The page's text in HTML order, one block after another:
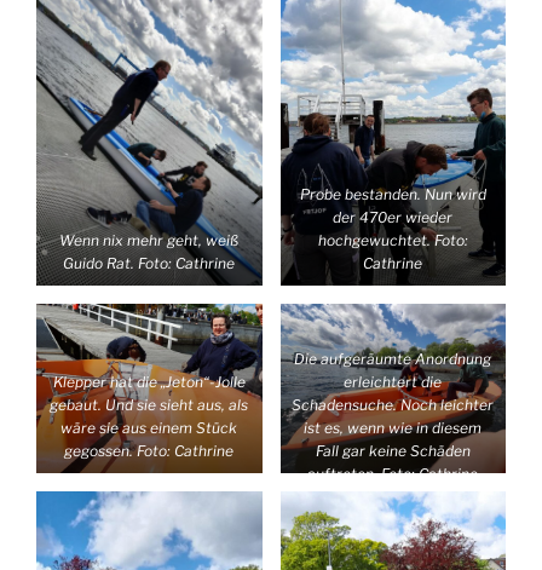
Wenn nix mehr geht, weiß
Guido Rat. Foto: Cathrine
Probe bestanden. Nun wird
der 470er wieder
hochgewuchtet. Foto:
Cathrine
Klepper hat die „Jeton“-Jolle
gebaut. Und sie sieht aus, als
wäre sie aus einem Stück
gegossen. Foto: Cathrine
Die aufgeräumte Anordnung
erleichtert die
Schadensuche. Noch leichter
ist es, wenn wie in diesem
Fall gar keine Schäden
auftreten. Foto: Cathrine